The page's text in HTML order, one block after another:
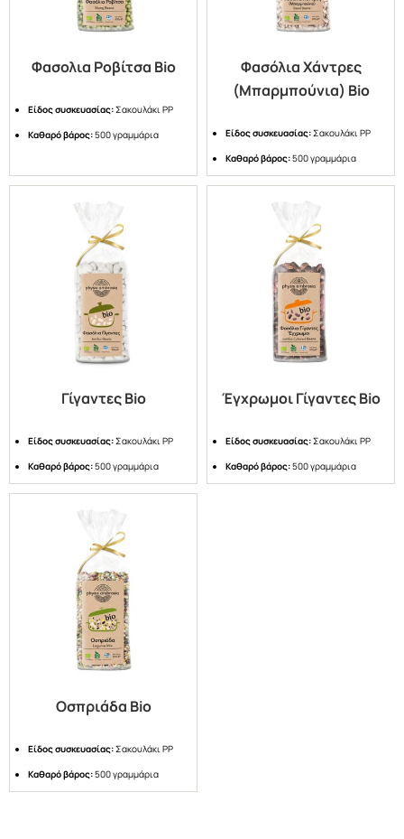
Φασολια Ροβίτσα Bio
Είδος συσκευασίας:Σακουλάκι PP
Καθαρό βάρος:500 γραμμάρια
Φασόλια Χάντρες
(Μπαρμπούνια) Bio
Είδος συσκευασίας:Σακουλάκι PP
Καθαρό βάρος:500 γραμμάρια
Γίγαντες Bio
Είδος συσκευασίας:Σακουλάκι PP
Καθαρό βάρος:500 γραμμάρια
Έγχρωμοι Γίγαντες Bio
Είδος συσκευασίας:Σακουλάκι PP
Καθαρό βάρος:500 γραμμάρια
Οσπριάδα Bio
Είδος συσκευασίας:Σακουλάκι PP
Καθαρό βάρος:500 γραμμάρια